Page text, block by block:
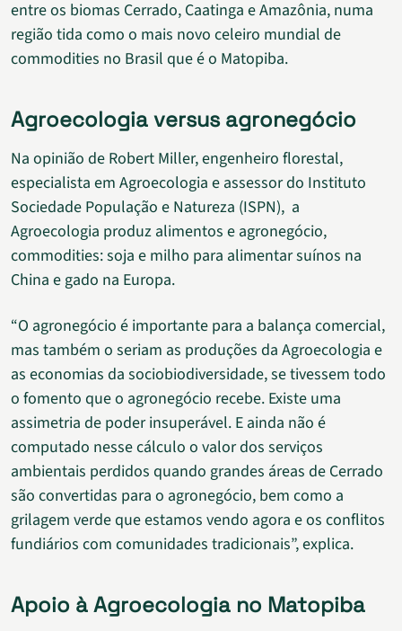
entre os biomas Cerrado, Caatinga e Amazônia, numa
região tida como o mais novo celeiro mundial de
commodities no Brasil que é o Matopiba.
Agroecologia versus agronegócio
Na opinião de Robert Miller, engenheiro florestal,
especialista em Agroecologia e assessor do Instituto
Sociedade População e Natureza (ISPN), a
Agroecologia produz alimentos e agronegócio,
commodities: soja e milho para alimentar suínos na
China e gado na Europa.
“O agronegócio é importante para a balança comercial,
mas também o seriam as produções da Agroecologia e
as economias da sociobiodiversidade, se tivessem todo
o fomento que o agronegócio recebe. Existe uma
assimetria de poder insuperável. E ainda não é
computado nesse cálculo o valor dos serviços
ambientais perdidos quando grandes áreas de Cerrado
são convertidas para o agronegócio, bem como a
grilagem verde que estamos vendo agora e os conflitos
fundiários com comunidades tradicionais”, explica.
Apoio à Agroecologia no Matopiba